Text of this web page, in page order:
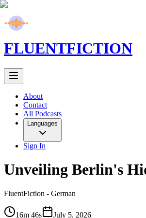
FLUENTFICTION
About
Contact
All Podcasts
Languages
Sign In
Unveiling Berlin's
FluentFiction - German
16m 46s July 5, 2026